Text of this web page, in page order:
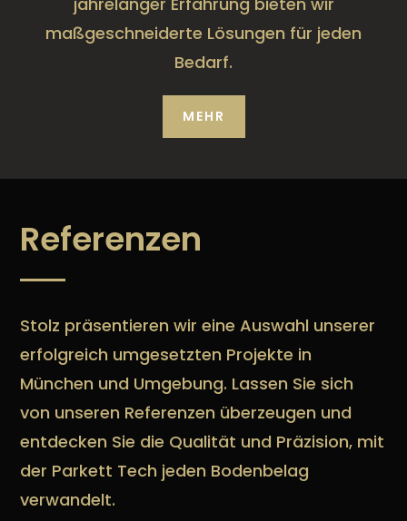
maßgeschneiderte Lösungen für jeden
Bedarf.
MEHR
Referenzen
Stolz präsentieren wir eine Auswahl unserer
erfolgreich umgesetzten Projekte in
München und Umgebung. Lassen Sie sich
von unseren Referenzen überzeugen und
entdecken Sie die Qualität und Präzision, mit
der Parkett Tech jeden Bodenbelag
verwandelt.